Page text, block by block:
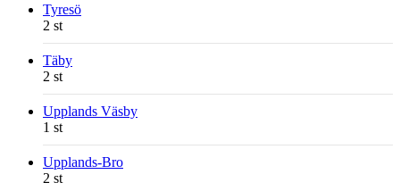
Tyresö
2 st
Täby
2 st
Upplands Väsby
1 st
Upplands-Bro
2 st